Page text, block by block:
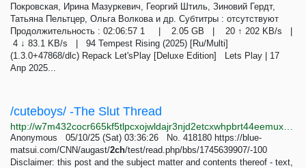
Покровская, Ирина Мазуркевич, Георгий Штиль, Зиновий Гердт,
Татьяна Пельтцер, Ольга Волкова и др. Субтитры : отсутствуют
Продолжительность : 02:06:57 1 | 2.05 GB | 20 ↑ 202 KB/s |
4 ↓ 83.1 KB/s | 94 Tempest Rising (2025) [Ru/Multi]
(1.3.0+47868/dlc) Repack Let'sРlay [Deluxe Edition] Lets Play | 17
Апр 2025...
/cuteboys/ -The Slut Thread
Anonymous 05/10/25 (Sat) 03:36:26 No. 418180 https://blue-
matsui.com/CNN/augast/2ch/test/read.php/bbs/1745639907/-100
Disclaimer: this post and the subject matter and contents thereof - text,